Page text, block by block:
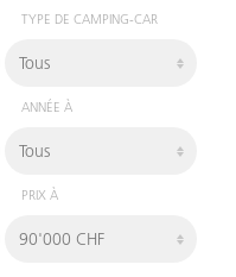
TYPE DE CAMPING-CAR
ANNÉE À
PRIX À